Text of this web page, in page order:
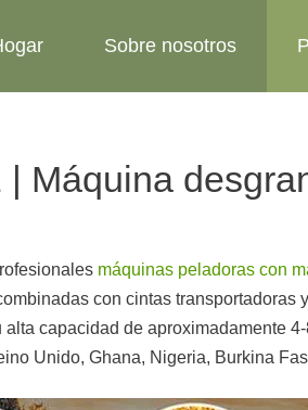
Sobre nosotros
Máquina
máquinas peladoras con
con cintas
capacidad de aproximadamente
Unido, Ghana, Nigeria, Burkina